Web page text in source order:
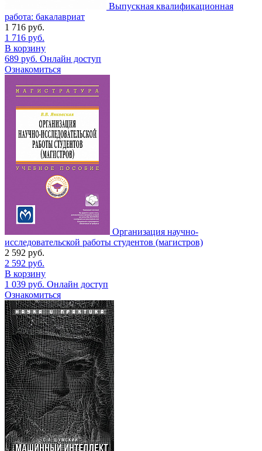
Выпускная квалификационная
работа: бакалавриат
1 716 руб.
1 716 руб.
В корзину
689 руб. Онлайн доступ
Ознакомиться
Организация научно-
исследовательской работы студентов (магистров)
2 592 руб.
2 592 руб.
В корзину
1 039 руб. Онлайн доступ
Ознакомиться